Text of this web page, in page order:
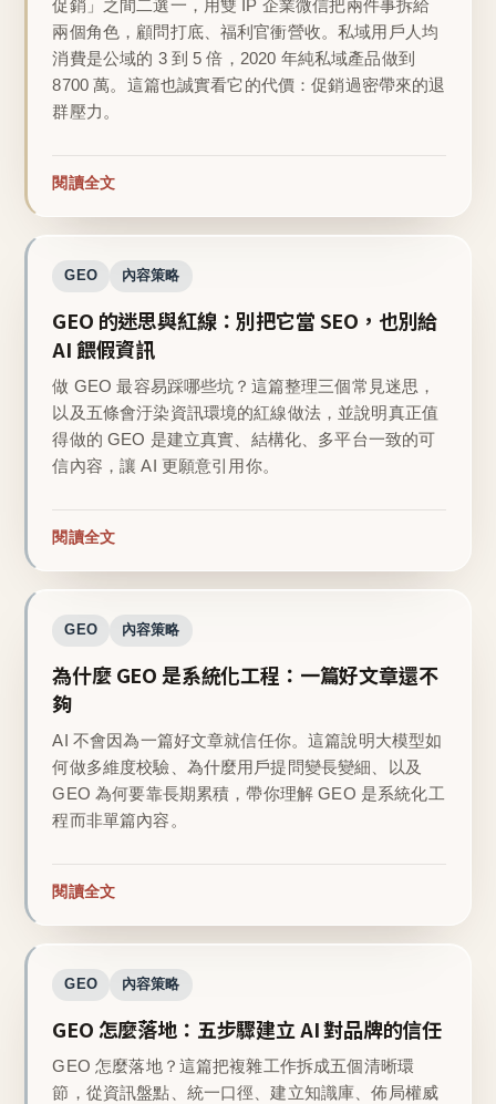
促銷」之間二選一，用雙 IP 企業微信把兩件事拆給
兩個角色，顧問打底、福利官衝營收。私域用戶人均
消費是公域的 3 到 5 倍，2020 年純私域產品做到
8700 萬。這篇也誠實看它的代價：促銷過密帶來的退
群壓力。
閱讀全文
GEO 內容策略
GEO 的迷思與紅線：別把它當 SEO，也別給
AI 餵假資訊
做 GEO 最容易踩哪些坑？這篇整理三個常見迷思，
以及五條會汙染資訊環境的紅線做法，並說明真正值
得做的 GEO 是建立真實、結構化、多平台一致的可
信內容，讓 AI 更願意引用你。
閱讀全文
GEO 內容策略
為什麼 GEO 是系統化工程：一篇好文章還不
夠
AI 不會因為一篇好文章就信任你。這篇說明大模型如
何做多維度校驗、為什麼用戶提問變長變細、以及
GEO 為何要靠長期累積，帶你理解 GEO 是系統化工
程而非單篇內容。
閱讀全文
GEO 內容策略
GEO 怎麼落地：五步驟建立 AI 對品牌的信任
GEO 怎麼落地？這篇把複雜工作拆成五個清晰環
節，從資訊盤點、統一口徑、建立知識庫、佈局權威